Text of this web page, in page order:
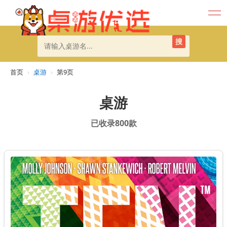
搜
首页 › 桌游 › 第9页
桌游
已收录800款